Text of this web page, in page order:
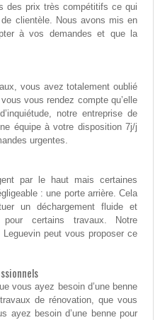
des prix très compétitifs ce qui
clientèle. Nous avons mis en
à vos demandes et que la
vous avez totalement oublié
vous rendez compte qu’elle
notre entreprise de
équipe à votre disposition 7j/j
urgentes.
par le haut mais certaines
: une porte arrière. Cela
un déchargement fluide et
pour certains travaux. Notre
peut vous proposer ce
vous ayez besoin d’une benne
de rénovation, que vous
ayez besoin d’une benne pour